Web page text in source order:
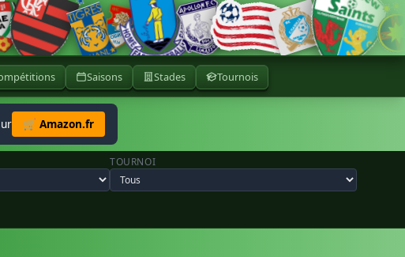
Saisons Stades Tournois
🛒 Amazon.fr
TOURNOI